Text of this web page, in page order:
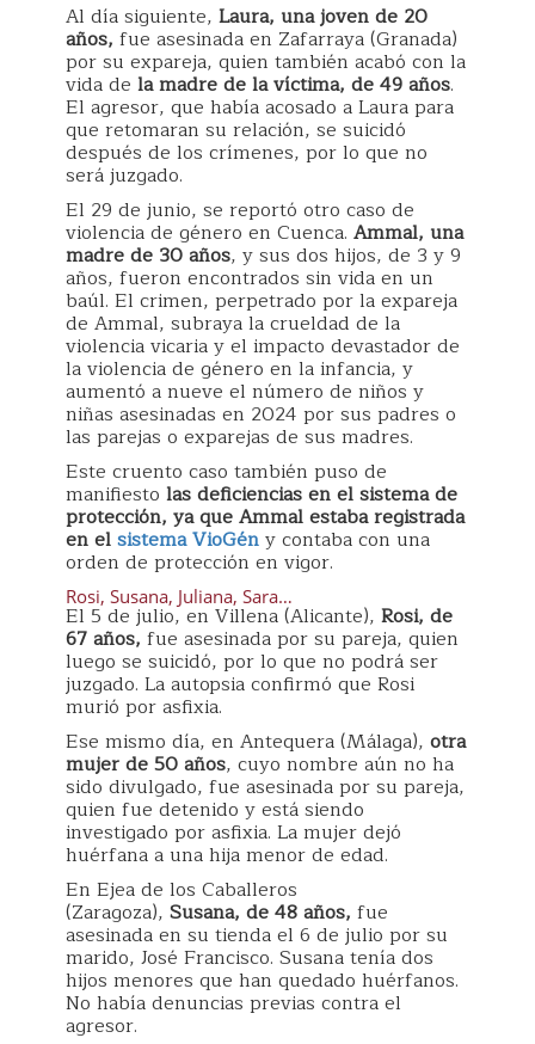
Al día siguiente, Laura, una joven de 20
años, fue asesinada en Zafarraya (Granada)
por su expareja, quien también acabó con la
vida de la madre de la víctima, de 49 años.
El agresor, que había acosado a Laura para
que retomaran su relación, se suicidó
después de los crímenes, por lo que no
será juzgado.
El 29 de junio, se reportó otro caso de
violencia de género en Cuenca. Ammal, una
madre de 30 años, y sus dos hijos, de 3 y 9
años, fueron encontrados sin vida en un
baúl. El crimen, perpetrado por la expareja
de Ammal, subraya la crueldad de la
violencia vicaria y el impacto devastador de
la violencia de género en la infancia, y
aumentó a nueve el número de niños y
niñas asesinadas en 2024 por sus padres o
las parejas o exparejas de sus madres.
Este cruento caso también puso de
manifiesto las deficiencias en el sistema de
protección, ya que Ammal estaba registrada
en elsistema VioGény contaba con una
orden de protección en vigor.
Rosi, Susana, Juliana, Sara…
El 5 de julio, en Villena (Alicante), Rosi, de
67 años, fue asesinada por su pareja, quien
luego se suicidó, por lo que no podrá ser
juzgado. La autopsia confirmó que Rosi
murió por asfixia.
Ese mismo día, en Antequera (Málaga), otra
mujer de 50 años, cuyo nombre aún no ha
sido divulgado, fue asesinada por su pareja,
quien fue detenido y está siendo
investigado por asfixia. La mujer dejó
huérfana a una hija menor de edad.
En Ejea de los Caballeros
(Zaragoza), Susana, de 48 años, fue
asesinada en su tienda el 6 de julio por su
marido, José Francisco. Susana tenía dos
hijos menores que han quedado huérfanos.
No había denuncias previas contra el
agresor.